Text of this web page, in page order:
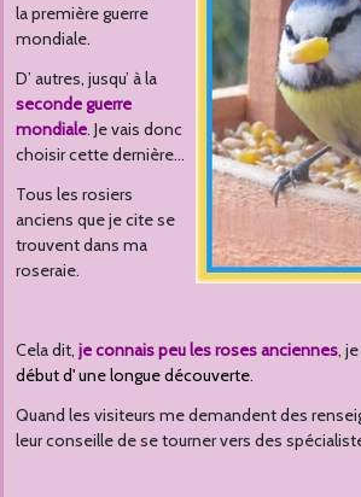
la première guerre
mondiale.
D’ autres, jusqu’ à la
seconde guerre
mondiale. Je vais donc
choisir cette dernière…
Tous les rosiers
anciens que je cite se
trouvent dans ma
roseraie.
Cela dit, je connais peu les roses anciennes,
début d' une longue découverte.
Quand les visiteurs me demandent des
leur conseille de se tourner vers des